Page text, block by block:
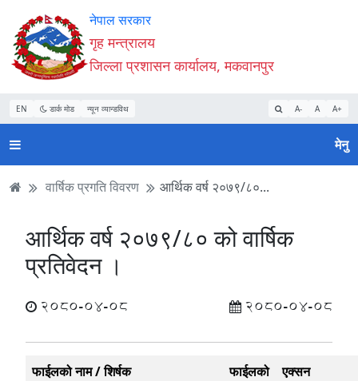
Accessibility
Mode
सुरु
गर्नुहोस्
सामाग्री
पढ्नुहाेस्
नेभिगेसन
पढ्नुहाेस्
वेबसाइट
खोजमा
जानुहोस्
नेपाल सरकार
गृह मन्त्रालय
जिल्ला प्रशासन कार्यालय, मकवानपुर
EN डार्क मोड न्यून व्यान्डविथ A- A A+
मेनु
वार्षिक प्रगति विवरण आर्थिक वर्ष २०७९/८०...
आर्थिक वर्ष २०७९/८० को वार्षिक
प्रतिवेदन ।
2080-04-08 2080-04-08
फाईलको नाम / शिर्षक
फाईलको
एक्सन